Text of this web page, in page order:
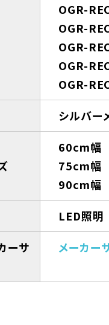
OGR-
OGR-
OGR-
OGR-
OGR-
シルバー
60cm幅
75cm幅
90cm幅
LED照明
ーサ
メーカー